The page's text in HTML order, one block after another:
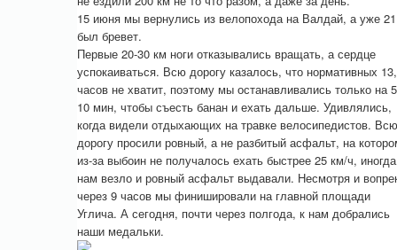
15 июня мы вернулись из велопохода на Валдай, а уже 21
был бревет.
Первые 20-30 км ноги отказывались вращать, а сердце
успокаиваться. Всю дорогу казалось, что нормативных
часов не хватит, поэтому мы останавливались только на
10 мин, чтобы съесть банан и ехать дальше. Удивлялись,
когда видели отдыхающих на травке велосипедистов. Всю
дорогу просили ровный, а не разбитый асфальт, на
из-за выбоин не получалось ехать быстрее 25 км/ч, иногда
нам везло и ровный асфальт выдавали. Несмотря и
через 9 часов мы финишировали на главной площади
Углича. А сегодня, почти через полгода, к нам добрались
наши медальки.